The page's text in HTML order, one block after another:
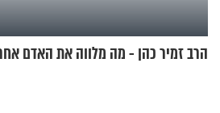
הרב זמיר כהן - מה מלווה את האדם אחרי 120